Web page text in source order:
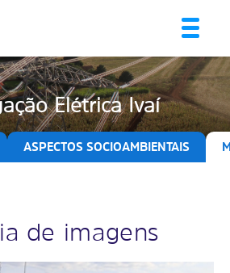
Elétrica Ivaí
ASPECTOS SOCIOAMBIENTAIS
de imagens